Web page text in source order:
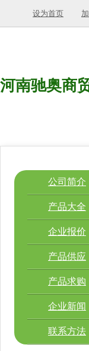
设为首页
河南驰奥商
公司简介
产品大全
企业报价
产品供应
产品求购
企业新闻
联系方法